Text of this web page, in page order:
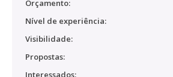
Orçamento:
Nível de experiência:
Visibilidade:
Propostas:
Interessados: